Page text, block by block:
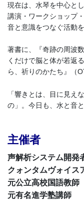
現在は、水琴を中心と
講演・ワークショップ
音と意識をつなぐ活動
著書に、『奇跡の周波
くだけで脳と体が若返
ら、祈りのかたち』（
「響きとは、目に見え
の」。今日も、水と音
主催者
声解析システム開発
クォンタムヴォイス
元公立高校国語教師
元有名進学塾講師